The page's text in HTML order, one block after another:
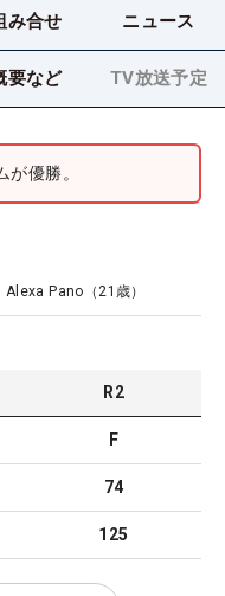
み合せ ニュース
要など TV放送予定
優勝。
Alexa Pano （ 21 歳）
R2
F
74
125